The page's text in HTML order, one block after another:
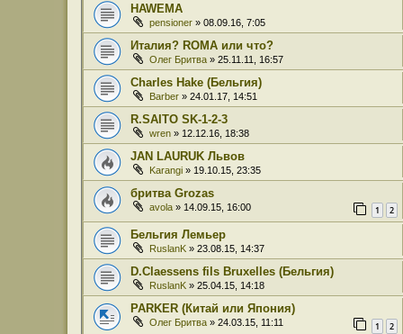
HAWEMA
pensioner » 08.09.16, 7:05
Италия? ROMA или что?
Олег Бритва » 25.11.11, 16:57
Charles Hake (Бельгия)
Barber » 24.01.17, 14:51
R.SAITO SK-1-2-3
wren » 12.12.16, 18:38
JAN LAURUK Львов
Karangi » 19.10.15, 23:35
бритва Grozas
avola » 14.09.15, 16:00 1 2
Бельгия Лемьер
RuslanK » 23.08.15, 14:37
D.Claessens fils Bruxelles (Бельгия)
RuslanK » 25.04.15, 14:18
PARKER (Китай или Япония)
Олег Бритва » 24.03.15, 11:11 1 2